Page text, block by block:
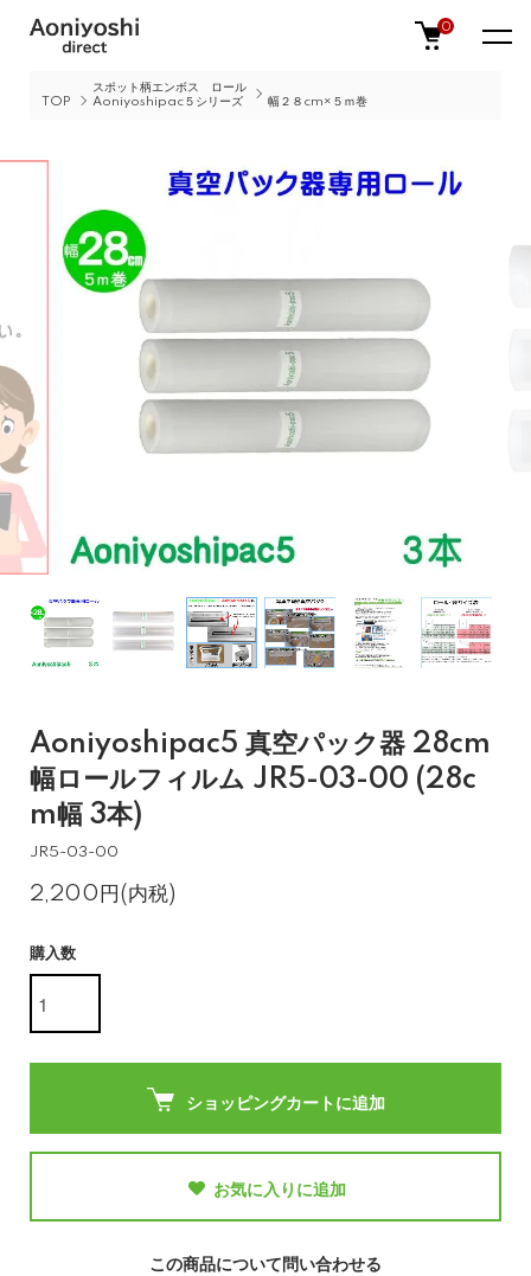
0
TOP
スポット柄エンボス ロール
Aoniyoshipac５シリーズ
幅２８cm×５ｍ巻
Aoniyoshipac5 真空パック器 28cm
幅ロールフィルム JR5-03-00 (28c
m幅 3本)
JR5-03-00
2,200円(内税)
購入数
ショッピングカートに追加
お気に入りに追加
この商品について問い合わせる